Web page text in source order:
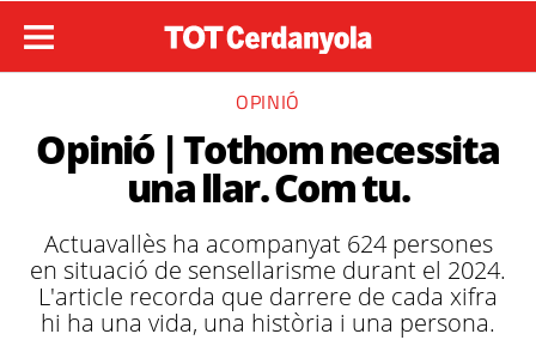
OPINIÓ
Opinió | Tothom necessita
una llar. Com tu.
Actuavallès ha acompanyat 624 persones
en situació de sensellarisme durant el 2024.
L'article recorda que darrere de cada xifra
hi ha una vida, una història i una persona.